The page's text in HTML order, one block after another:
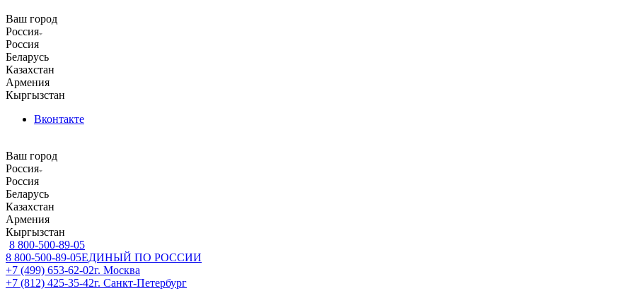
Ваш город
Россия
Россия
Беларусь
Казахстан
Армения
Кыргызстан
Вконтакте
Ваш город
Россия
Россия
Беларусь
Казахстан
Армения
Кыргызстан
8 800-500-89-05
8 800-500-89-05ЕДИНЫЙ ПО РОССИИ
+7 (499) 653-62-02г. Москва
+7 (812) 425-35-42г. Санкт-Петербург